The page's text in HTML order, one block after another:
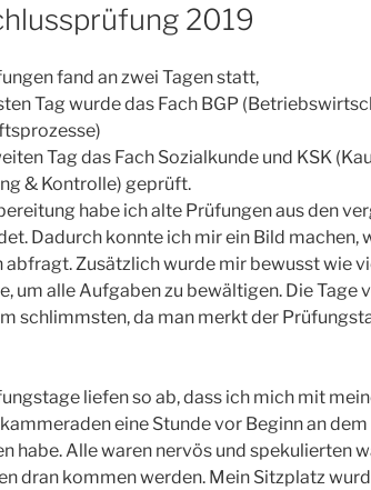
2019
fand an zwei Tagen statt,
Tag wurde das Fach BGP
Tag das Fach Sozialkunde und KSK
& Kontrolle) geprüft.
habe ich alte Prüfungen aus den
Dadurch konnte ich mir ein Bild machen,
abfragt. Zusätzlich wurde mir bewusst wie
um alle Aufgaben zu bewältigen. Die Tage
schlimmsten, da man merkt der
liefen so ab, dass ich mich mit
eine Stunde vor Beginn an
habe. Alle waren nervös und spekulierten
dran kommen werden. Mein Sitzplatz